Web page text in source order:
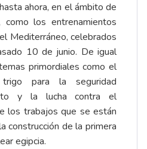
ahora, en el ámbito de
como los entrenamientos
Mediterráneo, celebrados
10 de junio. De igual
primordiales como el
para la seguridad
y la lucha contra el
los trabajos que se están
construcción de la primera
egipcia.